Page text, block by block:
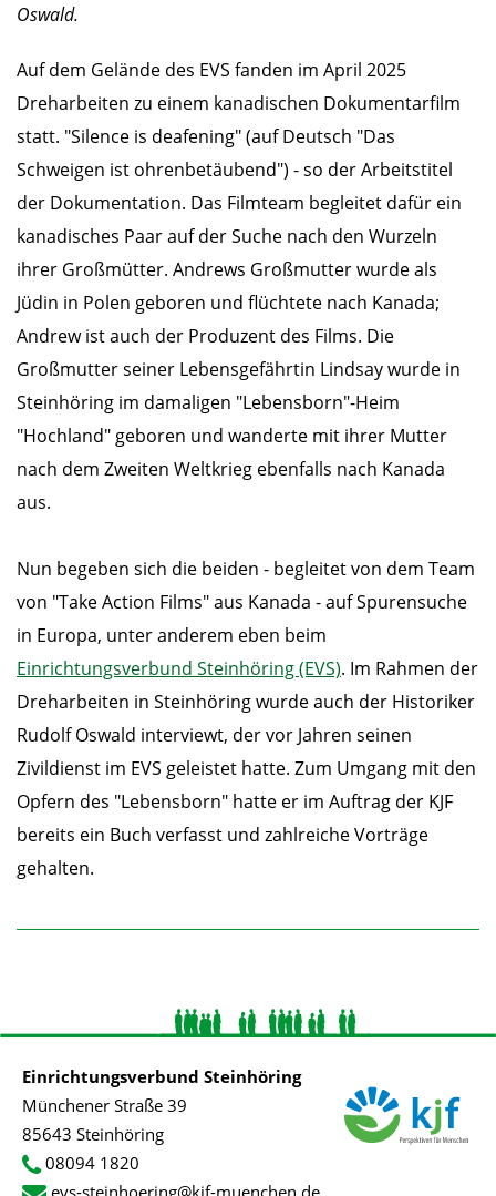
Oswald.
Auf dem Gelände des EVS fanden im April 2025
Dreharbeiten zu einem kanadischen Dokumentarfilm
statt. "Silence is deafening" (auf Deutsch "Das
Schweigen ist ohrenbetäubend") - so der Arbeitstitel
der Dokumentation. Das Filmteam begleitet dafür ein
kanadisches Paar auf der Suche nach den Wurzeln
ihrer Großmütter. Andrews Großmutter wurde als
Jüdin in Polen geboren und flüchtete nach Kanada;
Andrew ist auch der Produzent des Films. Die
Großmutter seiner Lebensgefährtin Lindsay wurde in
Steinhöring im damaligen "Lebensborn"-Heim
"Hochland" geboren und wanderte mit ihrer Mutter
nach dem Zweiten Weltkrieg ebenfalls nach Kanada
aus.
Nun begeben sich die beiden - begleitet von dem Team
von "Take Action Films" aus Kanada - auf Spurensuche
in Europa, unter anderem eben beim
Einrichtungsverbund Steinhöring (EVS). Im Rahmen der
Dreharbeiten in Steinhöring wurde auch der Historiker
Rudolf Oswald interviewt, der vor Jahren seinen
Zivildienst im EVS geleistet hatte. Zum Umgang mit den
Opfern des "Lebensborn" hatte er im Auftrag der KJF
bereits ein Buch verfasst und zahlreiche Vorträge
gehalten.
Einrichtungsverbund Steinhöring
Münchener Straße 39
85643 Steinhöring
08094 1820
evs-steinhoering@kjf-muenchen.de